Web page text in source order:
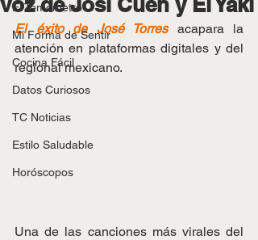
El Temómetro
Mi Forma de Sentir
Cocina Fácil
Datos Curiosos
TC Noticias
Estilo Saludable
Horóscopos
El éxito de José Torres acapara la
atención en plataformas digitales y del
regional mexicano.
Una de las canciones más virales del